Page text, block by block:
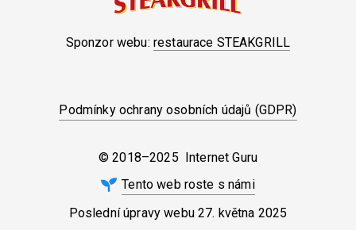
Sponzor webu: restaurace STEAKGRILL
Podmínky ochrany osobních údajů (GDPR)
© 2018–2025 Internet Guru
Tento web roste s námi
Poslední úpravy webu 27. května 2025